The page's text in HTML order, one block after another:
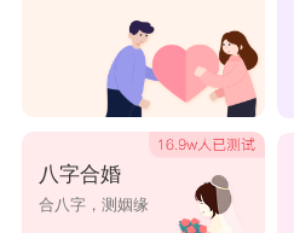
八字合婚
合八字，测姻缘